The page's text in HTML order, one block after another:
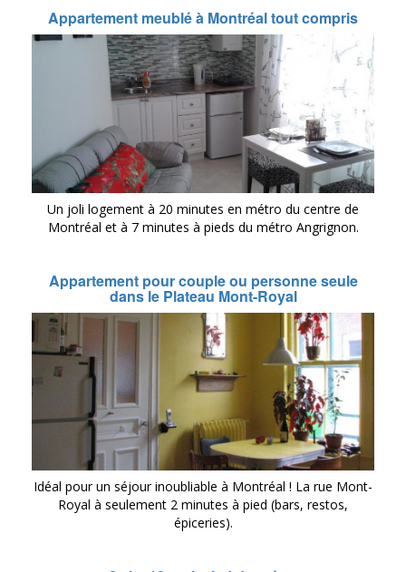
Appartement meublé à Montréal tout compris
Un joli logement à 20 minutes en métro du centre de
Montréal et à 7 minutes à pieds du métro Angrignon.
Appartement pour couple ou personne seule
dans le Plateau Mont-Royal
Idéal pour un séjour inoubliable à Montréal ! La rue Mont-
Royal à seulement 2 minutes à pied (bars, restos,
épiceries).